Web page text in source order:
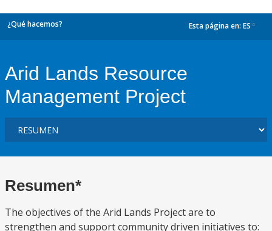
¿Qué hacemos? Esta página en: ES
Arid Lands Resource
Management Project
Resumen*
The objectives of the Arid Lands Project are to
strengthen and support community driven initiatives to: